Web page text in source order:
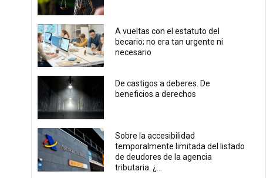
A vueltas con el estatuto del
becario; no era tan urgente ni
necesario
De castigos a deberes. De
beneficios a derechos
Sobre la accesibilidad
temporalmente limitada del listado
de deudores de la agencia
tributaria. ¿...